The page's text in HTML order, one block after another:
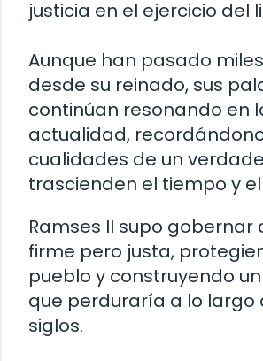
justicia en el ejercicio del
Aunque han pasado
desde su reinado, sus
continúan resonando en
actualidad,
cualidades de un
trascienden el tiempo y
Ramses II supo gobernar
firme pero justa,
pueblo y construyendo
que perduraría a lo largo
siglos.